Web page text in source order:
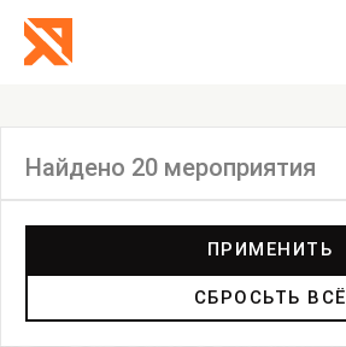
Найдено 20 мероприятия
Инсталляция
ПРИМЕНИТЬ
СБРОСЬТЬ ВСЁ